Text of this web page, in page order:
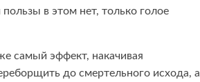
в этом нет, только голое
самый эффект, накачивая
до смертельного исхода, а